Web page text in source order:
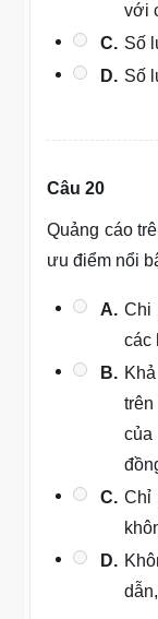
với
C. Số
D. Số
Câu 20
Quảng cáo
ưu điểm nổi
A. Chi
các
B.
C. Chỉ
D.